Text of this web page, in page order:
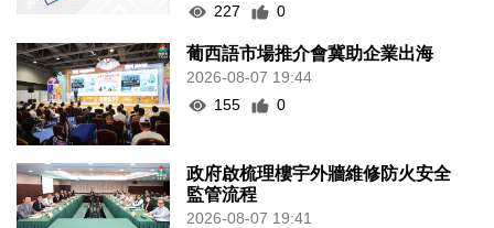
227
0
葡西語市場推介會冀助企業出海
2026-08-07 19:44
155
0
政府啟梳理樓宇外牆維修防火安全
監管流程
2026-08-07 19:41